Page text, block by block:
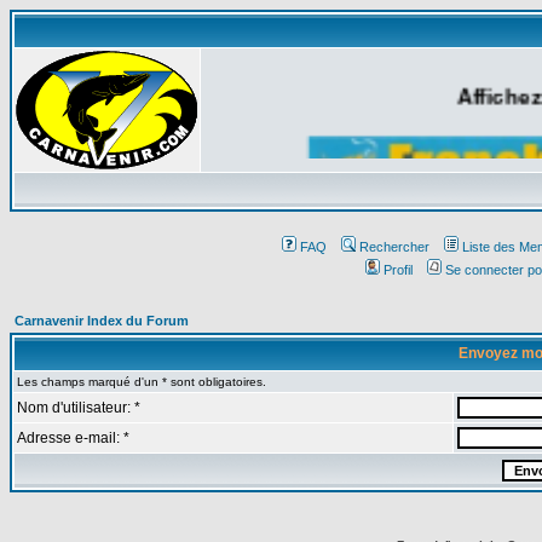
FAQ Rechercher
Liste des
Profil
Se connecter
Carnavenir Index du Forum
Envoyez
Les champs marqué d'un * sont obligatoires.
Nom d'utilisateur: *
Adresse e-mail: *